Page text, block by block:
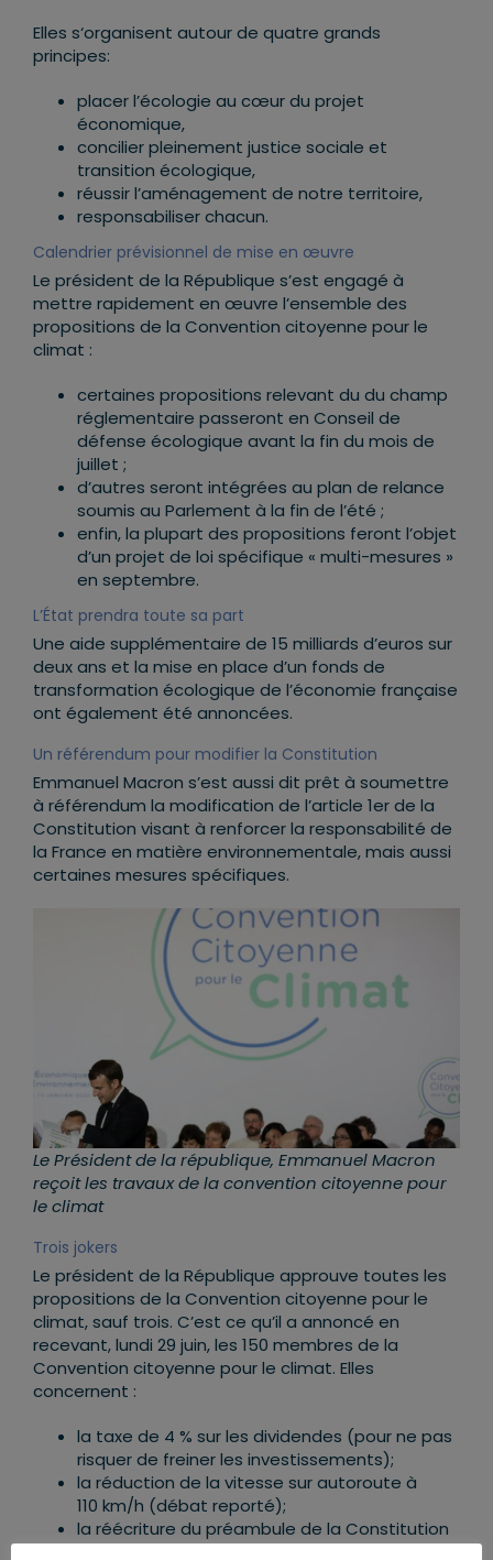
Elles s‘organisent autour de quatre grands
principes:
placer l’écologie au cœur du projet
économique,
concilier pleinement justice sociale et
transition écologique,
réussir l’aménagement de notre territoire,
responsabiliser chacun.
Calendrier prévisionnel de mise en œuvre
Le président de la République s’est engagé à
mettre rapidement en œuvre l’ensemble des
propositions de la Convention citoyenne pour le
climat :
certaines propositions relevant du du champ
réglementaire passeront en Conseil de
défense écologique avant la fin du mois de
juillet ;
d’autres seront intégrées au plan de relance
soumis au Parlement à la fin de l’été ;
enfin, la plupart des propositions feront l’objet
d’un projet de loi spécifique « multi-mesures »
en septembre.
L’État prendra toute sa part
Une aide supplémentaire de 15 milliards d’euros sur
deux ans et la mise en place d’un fonds de
transformation écologique de l’économie française
ont également été annoncées.
Un référendum pour modifier la Constitution
Emmanuel Macron s’est aussi dit prêt à soumettre
à référendum la modification de l’article 1er de la
Constitution visant à renforcer la responsabilité de
la France en matière environnementale, mais aussi
certaines mesures spécifiques.
Le Président de la république, Emmanuel Macron
reçoit les travaux de la convention citoyenne pour
le climat
Trois jokers
Le président de la République approuve toutes les
propositions de la Convention citoyenne pour le
climat, sauf trois. C’est ce qu’il a annoncé en
recevant, lundi 29 juin, les 150 membres de la
Convention citoyenne pour le climat. Elles
concernent :
la taxe de 4 % sur les dividendes (pour ne pas
risquer de freiner les investissements);
la réduction de la vitesse sur autoroute à
110 km/h (débat reporté);
la réécriture du préambule de la Constitution